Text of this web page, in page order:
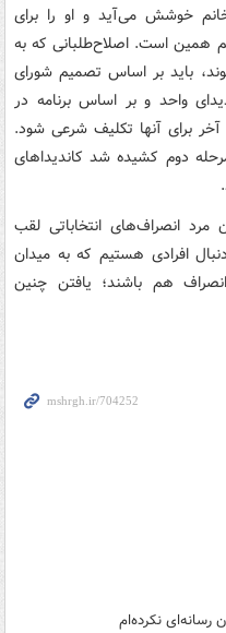
خوشش می‌آید و او را برای
همین است. اصلاح‌طلبانی که به
باید بر اساس تصمیم شورای
واحد و بر اساس برنامه در
برای آنها تکلیف شرعی شود.
به مرحله دوم کشیده شد کاندیداهای
انصراف‌های انتخاباتی لقب
افرادی هستیم که به میدان
هم باشند؛ یافتن چنین
رسانه‌ای نکرده‌ام